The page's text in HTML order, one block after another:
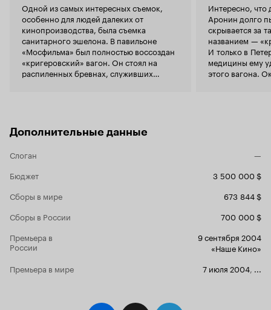
Одной из самых интересных съемок,
особенно для людей далеких от
кинопроизводства, была съемка
санитарного эшелона. В павильоне
«Мосфильма» был полностью воссоздан
«кригеровский» вагон. Он стоял на
распиленных бревнах, служивших
подсветки создавало иллюзию пейзажа,
поезда.
Интересно,
Аронин долго
скрывается за
названием —
И только в
медицины ему
этого вагона.
Дополнительные данные
Слоган
—
Бюджет
3 500 000 $
Сборы в мире
673 844 $
Сборы в России
700 000 $
Премьера в
России
9 сентября 2004
«Наше Кино»
Премьера в мире
7 июля 2004